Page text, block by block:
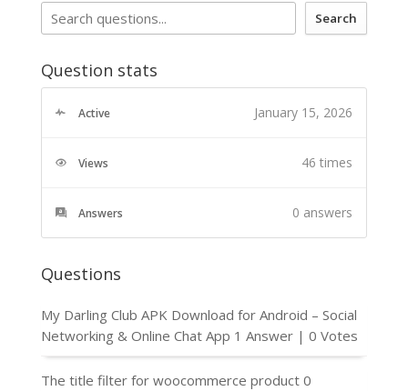
Search
Question stats
Active January 15, 2026
Views 46 times
Answers 0 answers
Questions
My Darling Club APK Download for Android – Social
Networking & Online Chat App 1 Answer | 0 Votes
The title filter for woocommerce product 0